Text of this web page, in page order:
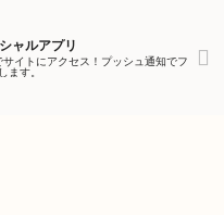
ャルアプリ
イトにアクセス！プッシュ通知でフ
ます。